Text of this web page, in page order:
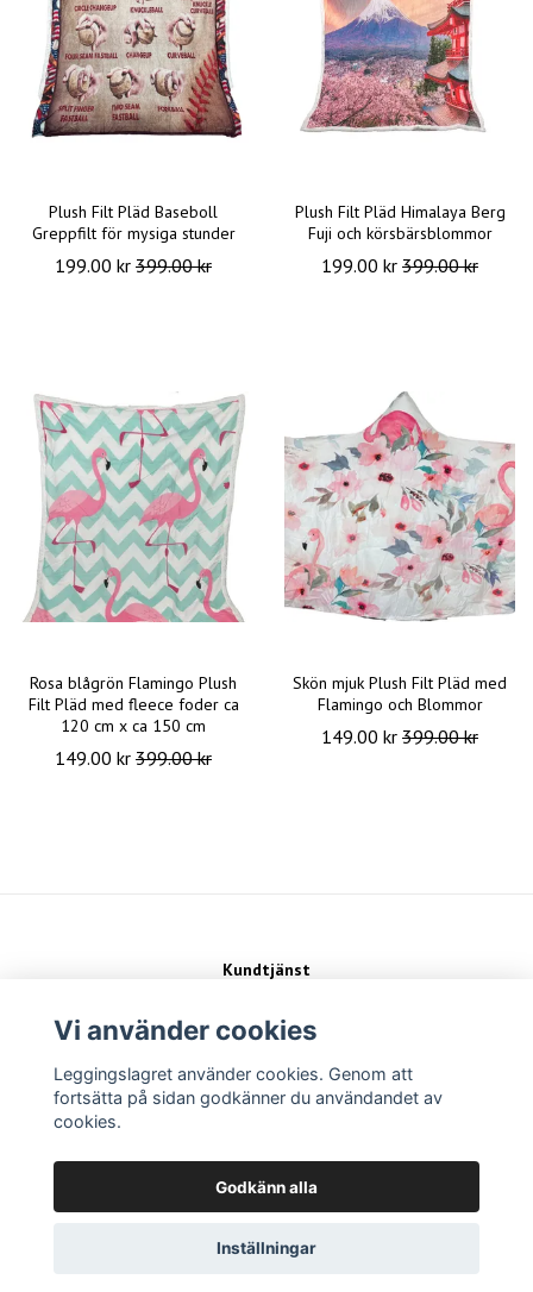
Plush Filt Pläd Baseboll
Greppfilt för mysiga stunder
199.00 kr 399.00 kr
Plush Filt Pläd Himalaya Berg
Fuji och körsbärsblommor
199.00 kr 399.00 kr
Rosa blågrön Flamingo Plush
Filt Pläd med fleece foder ca
120 cm x ca 150 cm
149.00 kr 399.00 kr
Skön mjuk Plush Filt Pläd med
Flamingo och Blommor
149.00 kr 399.00 kr
Kundtjänst
Köpvillkor
Sociala medier
Vi använder cookies
Leggingslagret använder cookies. Genom att
fortsätta på sidan godkänner du användandet av
cookies.
Godkänn alla
Inställningar